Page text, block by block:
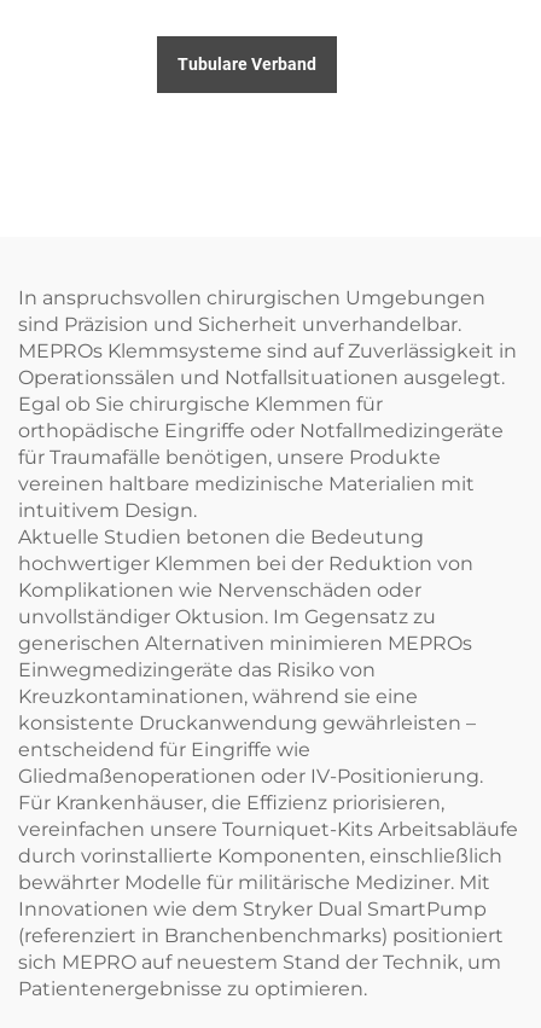
Tubulare Verband
In anspruchsvollen chirurgischen Umgebungen
sind Präzision und Sicherheit unverhandelbar.
MEPROs Klemmsysteme sind auf Zuverlässigkeit in
Operationssälen und Notfallsituationen ausgelegt.
Egal ob Sie chirurgische Klemmen für
orthopädische Eingriffe oder Notfallmedizingeräte
für Traumafälle benötigen, unsere Produkte
vereinen haltbare medizinische Materialien mit
intuitivem Design.
Aktuelle Studien betonen die Bedeutung
hochwertiger Klemmen bei der Reduktion von
Komplikationen wie Nervenschäden oder
unvollständiger Oktusion. Im Gegensatz zu
generischen Alternativen minimieren MEPROs
Einwegmedizingeräte das Risiko von
Kreuzkontaminationen, während sie eine
konsistente Druckanwendung gewährleisten –
entscheidend für Eingriffe wie
Gliedmaßenoperationen oder IV-Positionierung.
Für Krankenhäuser, die Effizienz priorisieren,
vereinfachen unsere Tourniquet-Kits Arbeitsabläufe
durch vorinstallierte Komponenten, einschließlich
bewährter Modelle für militärische Mediziner. Mit
Innovationen wie dem Stryker Dual SmartPump
(referenziert in Branchenbenchmarks) positioniert
sich MEPRO auf neuestem Stand der Technik, um
Patientenergebnisse zu optimieren.